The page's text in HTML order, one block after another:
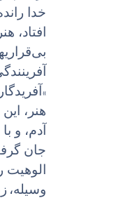
خدا
افتاد، هنر
«
هنر،
آدم، و
جان
وسیله،